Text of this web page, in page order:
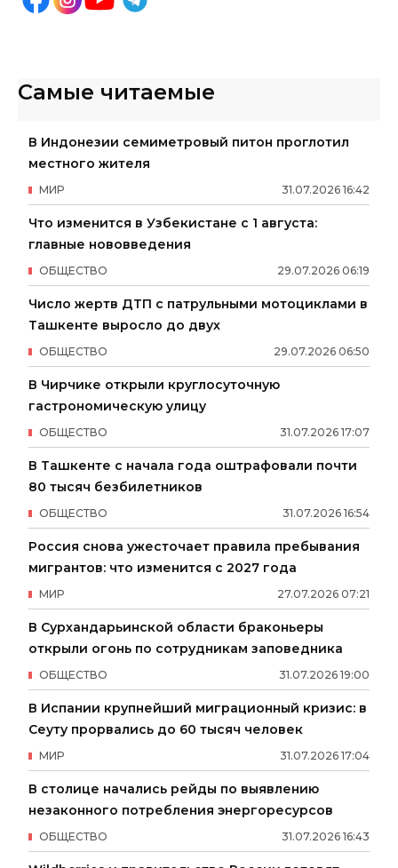
Самые читаемые
В Индонезии семиметровый питон проглотил
местного жителя
31.07.2026 16:42
МИР
Что изменится в Узбекистане с 1 августа:
главные нововведения
29.07.2026 06:19
ОБЩЕСТВО
Число жертв ДТП с патрульными мотоциклами в
Ташкенте выросло до двух
29.07.2026 06:50
ОБЩЕСТВО
В Чирчике открыли круглосуточную
гастрономическую улицу
31.07.2026 17:07
ОБЩЕСТВО
В Ташкенте с начала года оштрафовали почти
80 тысяч безбилетников
31.07.2026 16:54
ОБЩЕСТВО
Россия снова ужесточает правила пребывания
мигрантов: что изменится с 2027 года
27.07.2026 07:21
МИР
В Сурхандарьинской области браконьеры
открыли огонь по сотрудникам заповедника
31.07.2026 19:00
ОБЩЕСТВО
В Испании крупнейший миграционный кризис: в
Сеуту прорвались до 60 тысяч человек
31.07.2026 17:04
МИР
В столице начались рейды по выявлению
незаконного потребления энергоресурсов
31.07.2026 16:43
ОБЩЕСТВО